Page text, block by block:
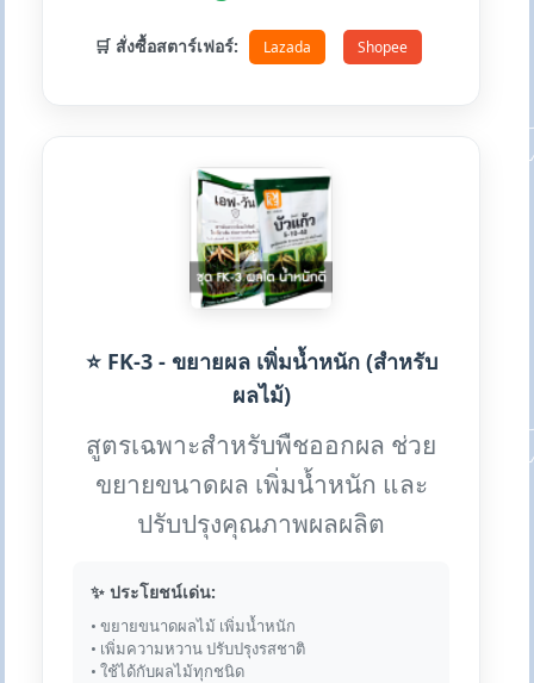
🛒 สั่งซื้อสตาร์เฟอร์: Lazada Shopee
⭐ FK-3 - ขยายผล เพิ่มน้ำหนัก (สำหรับ
ผลไม้)
สูตรเฉพาะสำหรับพืชออกผล ช่วย
ขยายขนาดผล เพิ่มน้ำหนัก และ
ปรับปรุงคุณภาพผลผลิต
✨ ประโยชน์เด่น:
• ขยายขนาดผลไม้ เพิ่มน้ำหนัก
• เพิ่มความหวาน ปรับปรุงรสชาติ
• ใช้ได้กับผลไม้ทุกชนิด